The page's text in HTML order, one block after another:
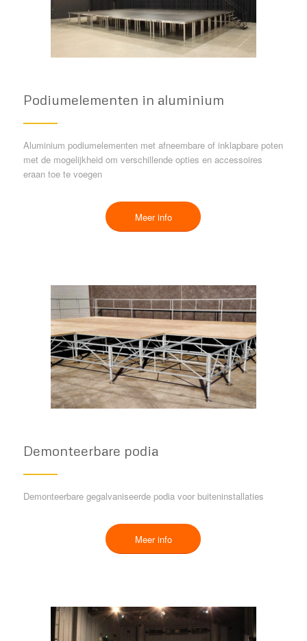
Podiumelementen in aluminium
Aluminium podiumelementen met afneembare of inklapbare poten
met de mogelijkheid om verschillende opties en accessoires
eraan toe te voegen
Meer info
Demonteerbare podia
Demonteerbare gegalvaniseerde podia voor buiteninstallaties
Meer info